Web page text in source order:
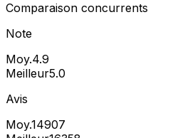
Comparaison concurrents
Note
Moy.4.9
Meilleur5.0
Avis
Moy.14907